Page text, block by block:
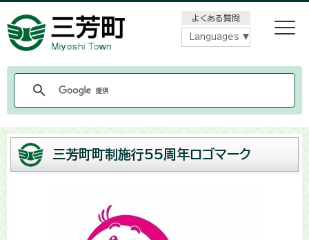
よくある質問
Languages
三芳町町制施行55周年ロゴマーク